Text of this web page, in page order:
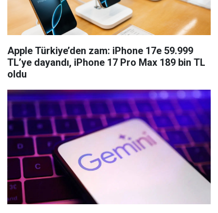
Apple Türkiye’den zam: iPhone 17e 59.999
TL’ye dayandı, iPhone 17 Pro Max 189 bin TL
oldu